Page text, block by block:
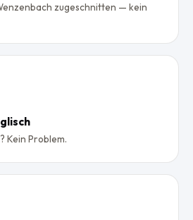
zugeschnitten — kein
Kein Problem.